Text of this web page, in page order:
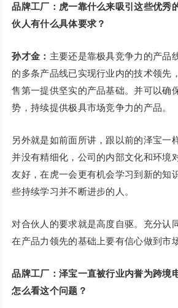
品牌工厂：虎一靠什么来吸引这些优秀
伙人有什么具体要求？
孙才金： 主要还是靠极具竞争力的产品
的多条产品线已实现行业内的技术领先
售第一提供坚实的产品基础。并可以确
势，持续提供极具市场竞争力的产品。
另外就是如前面所讲，跟以前的泽宝一
并没有精细化，公司的内部文化和环境
友好，在虎一会更有机会学习到新的知
些持续学习并不断进步的人。
对合伙人的要求就是高度自驱。充分认
在产品力领先的基础上要有信心做到市
品牌工厂：泽宝一直被行业内誉为跨境
怎么看这个问题？